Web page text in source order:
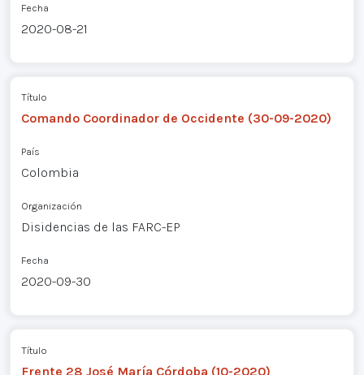
Fecha
2020-08-21
Título
Comando Coordinador de Occidente (30-09-2020)
País
Colombia
Organización
Disidencias de las FARC-EP
Fecha
2020-09-30
Título
Frente 28 José María Córdoba (10-2020)